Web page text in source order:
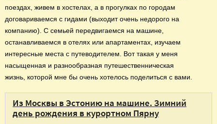
поездах, живем в хостелах, а в прогулках по городам
договариваемся с гидами (выходит очень недорого на
компанию). С семьей передвигаемся на машине,
останавливаемся в отелях или апартаментах, изучаем
интересные места с путеводителем. Вот такая у меня
насыщенная и разнообразная путешественническая
жизнь, которой мне бы очень хотелось поделиться с вами.
Из Москвы в Эстонию на машине. Зимний
день рождения в курортном Пярну